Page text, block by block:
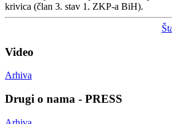
krivica (član 3. stav 1. ZKP-a BiH).
Video
Arhiva
Drugi o nama - PRESS